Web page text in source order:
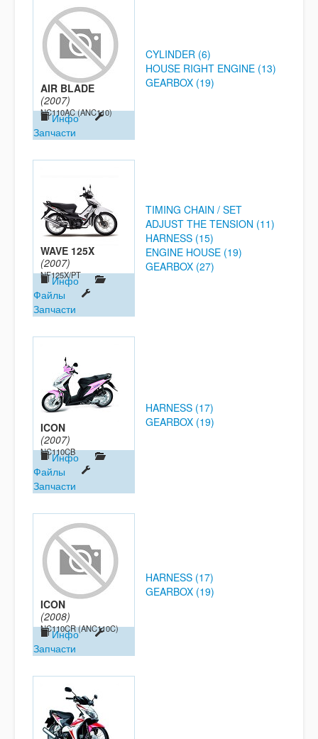
AIR BLADE
(2007)
NC110AC (ANC110)
Инфо
Запчасти
CYLINDER (6)
HOUSE RIGHT ENGINE (13)
GEARBOX (19)
WAVE 125X
(2007)
NF125X/PT
Инфо
Файлы
Запчасти
TIMING CHAIN / SET
ADJUST THE TENSION (11)
HARNESS (15)
ENGINE HOUSE (19)
GEARBOX (27)
ICON
(2007)
NC110CB
Инфо
Файлы
Запчасти
HARNESS (17)
GEARBOX (19)
ICON
(2008)
NC110CR (ANC110C)
Инфо
Запчасти
HARNESS (17)
GEARBOX (19)